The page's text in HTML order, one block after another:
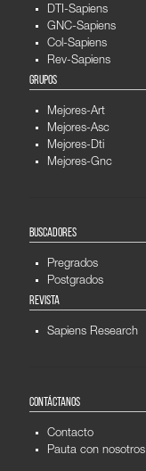
DTI-Sapiens
GNC-Sapiens
Col-Sapiens
Rev-Sapiens
GRUPOS
Mejores-Art
Mejores-Asc
Mejores-Dti
Mejores-Gnc
BUSCADORES
Pregrados
Postgrados
REVISTA
Sapiens Research
CONTÁCTANOS
Contacto
Pauta con nosotros